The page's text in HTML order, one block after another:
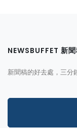
NEWSBUFFET 新
新聞稿的好去處，三分